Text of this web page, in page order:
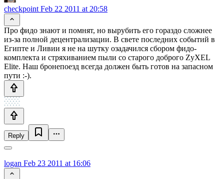
checkpoint Feb 22 2011 at 20:58
Про фидо знают и помнят, но вырубить его гораздо сложнее
из-за полной децентрализации. В свете последних событий в
Египте и Ливии я не на шутку озадачился сбором фидо-
комплекта и стряхиванием пыли со старого доброго ZyXEL
Elite. Наш бронепоезд всегда должен быть готов на запасном
пути :-).
Reply
logan Feb 23 2011 at 16:06